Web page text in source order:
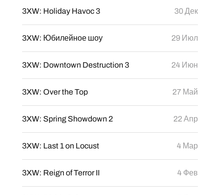
3XW: Holiday Havoc 3 30 Дек
3XW: Юбилейное шоу 29 Июл
3XW: Downtown Destruction 3 24 Июн
3XW: Over the Top 27 Май
3XW: Spring Showdown 2 22 Апр
3XW: Last 1 on Locust 4 Мар
3XW: Reign of Terror II 4 Фев